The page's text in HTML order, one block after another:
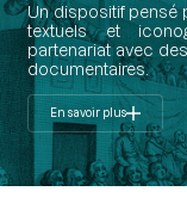
Un dispositif pensé
textuels et
partenariat avec
documentaires.
En savoir plus